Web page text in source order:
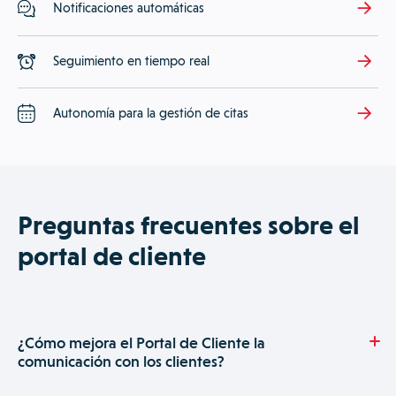
Notificaciones automáticas
Seguimiento en tiempo real
Autonomía para la gestión de citas
Preguntas frecuentes sobre el
portal de cliente
¿Cómo mejora el Portal de Cliente la
comunicación con los clientes?